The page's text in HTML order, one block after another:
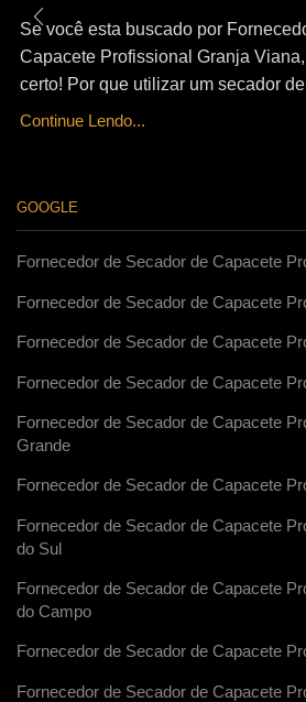
Se você esta buscado por
Capacete Profissional Granja
certo! Por que utilizar um secador
Continue Lendo...
GOOGLE
Fornecedor de Secador de Capacete
Fornecedor de Secador de Capacete
Fornecedor de Secador de Capacete
Fornecedor de Secador de Capacete
Fornecedor de Secador de Capacete
Grande
Fornecedor de Secador de Capacete
Fornecedor de Secador de Capacete
do Sul
Fornecedor de Secador de Capacete
do Campo
Fornecedor de Secador de Capacete
Fornecedor de Secador de Capacete